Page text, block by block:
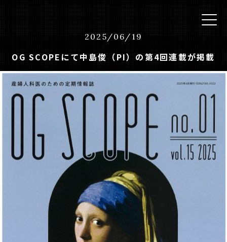
2025/06/19
OG SCOPEにて中島俊（PI）の第4回連載が掲載